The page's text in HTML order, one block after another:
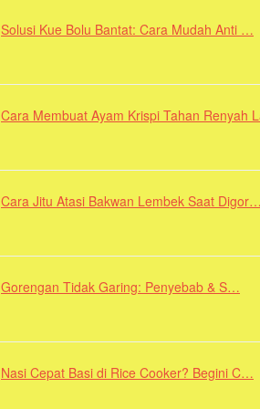
Solusi Kue Bolu Bantat: Cara Mudah Anti …
Cara Membuat Ayam Krispi Tahan Renyah
Cara Jitu Atasi Bakwan Lembek Saat Digor…
Gorengan Tidak Garing: Penyebab & S…
Nasi Cepat Basi di Rice Cooker? Begini C…